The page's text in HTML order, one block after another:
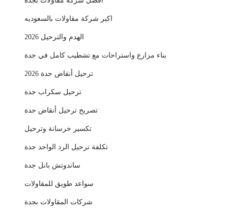
اكبر شركة مقاولات بالسعوديه
الهدم والترحيل 2026
بناء مزارع واستراحات مع تشطيب كامل في جدة
ترحيل أنقاض جدة 2026
ترحيل سكراب جدة
تصريح ترحيل أنقاض جدة
تكسير خرسانة وترحيل
تكلفة ترحيل الرد الواحد جدة
ساندوتش بانل جدة
سواعد طويق للمقاولات
شركات المقاولات بجدة